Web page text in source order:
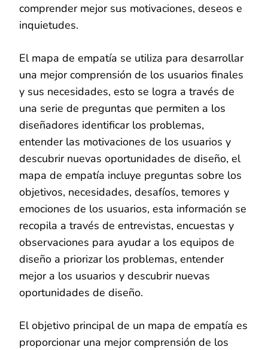
comprender mejor sus motivaciones, deseos e
inquietudes.
El mapa de empatía se utiliza para desarrollar
una mejor comprensión de los usuarios finales
y sus necesidades, esto se logra a través de
una serie de preguntas que permiten a los
diseñadores identificar los problemas,
entender las motivaciones de los usuarios y
descubrir nuevas oportunidades de diseño, el
mapa de empatía incluye preguntas sobre los
objetivos, necesidades, desafíos, temores y
emociones de los usuarios, esta información se
recopila a través de entrevistas, encuestas y
observaciones para ayudar a los equipos de
diseño a priorizar los problemas, entender
mejor a los usuarios y descubrir nuevas
oportunidades de diseño.
El objetivo principal de un mapa de empatía es
proporcionar una mejor comprensión de los